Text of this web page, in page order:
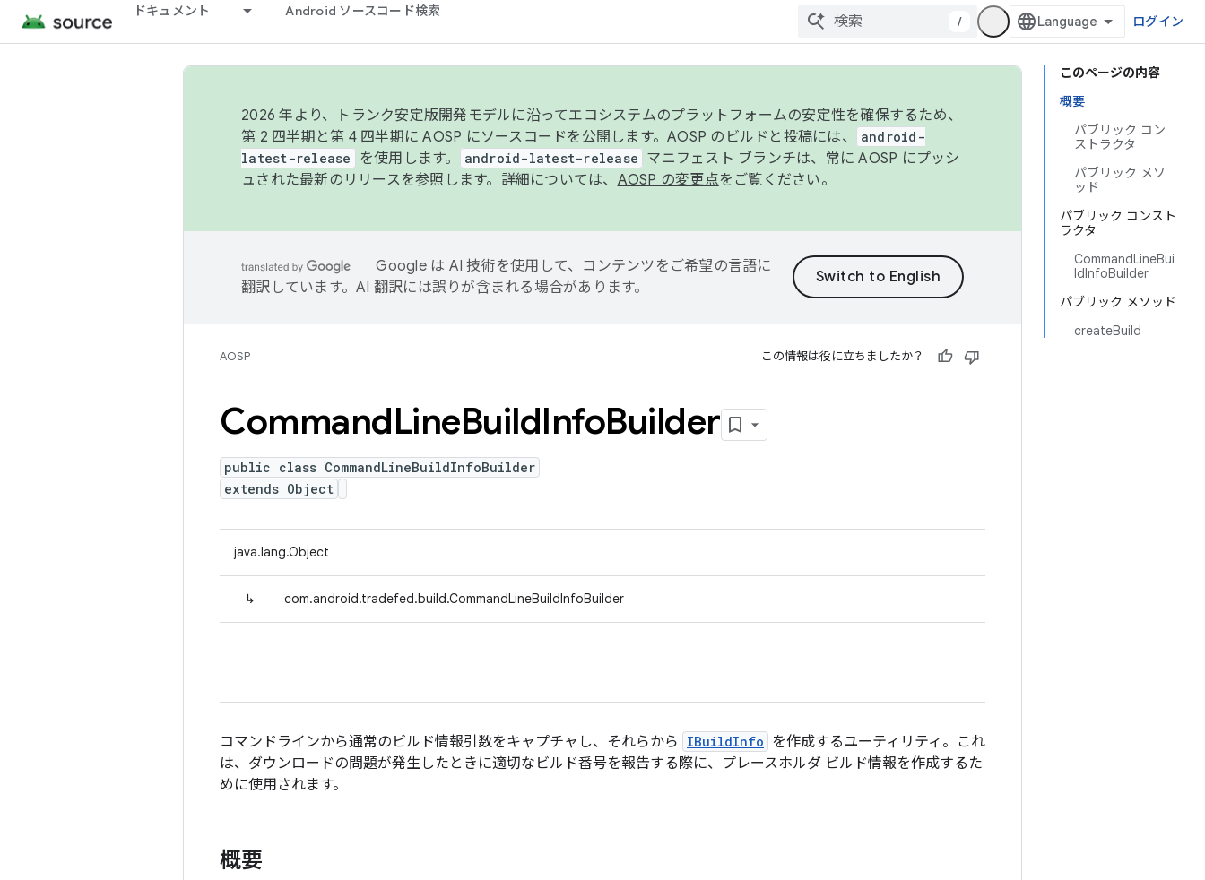
ドキュメント Android ソースコード検索
/ ログイン
このページの内容
概要
パブリック コン
ストラクタ
パブリック メソ
ッド
パブリック コンスト
ラクタ
CommandLineBui
ldInfoBuilder
パブリック メソッド
createBuild
2026 年より、トランク安定版開発モデルに沿ってエコシステムのプラットフォームの安定性を確保するため、
第 2 四半期と第 4 四半期に AOSP にソースコードを公開します。AOSP のビルドと投稿には、
android-
latest-release
を使用します。 android-latest-release マニフェスト ブランチは、常に AOSP にプッシ
ュされた最新のリリースを参照します。詳細については、 AOSP の変更点をご覧ください。
Google は AI 技術を使用して、コンテンツをご希望の言語に
翻訳しています。AI 翻訳には誤りが含まれる場合があります。
AOSP この情報は役に立ちましたか？
CommandLineBuildInfoBuilder
public class CommandLineBuildInfoBuilder
extends Object
java.lang.Object
↳ com.android.tradefed.build.CommandLineBuildInfoBuilder
コマンドラインから通常のビルド情報引数をキャプチャし、それらから IBuildInfo を作成するユーティリティ。これ
は、ダウンロードの問題が発生したときに適切なビルド番号を報告する際に、プレースホルダ ビルド情報を作成するた
めに使用されます。
概要